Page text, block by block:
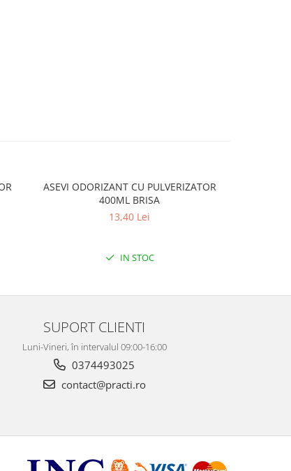
ASEVI ODORIZANT CU PULVERIZATOR
400ML BRISA
13,40 Lei
IN STOC
SUPORT CLIENTI
Luni-Vineri, în intervalul 09:00-16:00
0374493025
contact@practi.ro